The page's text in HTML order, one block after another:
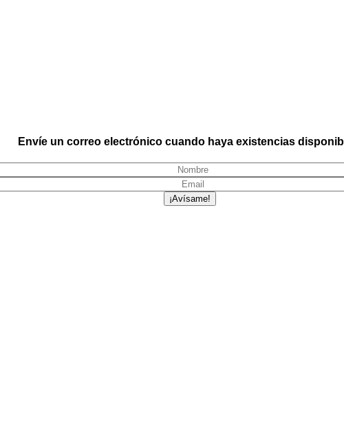
Envíe un correo electrónico cuando haya existencias
¡Avísame!